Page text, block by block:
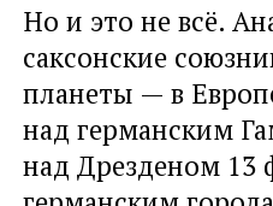
Но и это не всё.
саксонские
планеты — в
над германским
над Дрезденом 13